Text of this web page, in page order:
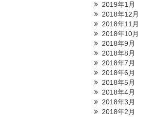
2019年1月
2018年12月
2018年11月
2018年10月
2018年9月
2018年8月
2018年7月
2018年6月
2018年5月
2018年4月
2018年3月
2018年2月